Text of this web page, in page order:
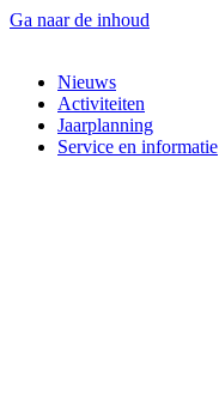
Ga naar de inhoud
Nieuws
Activiteiten
Jaarplanning
Service en informatie